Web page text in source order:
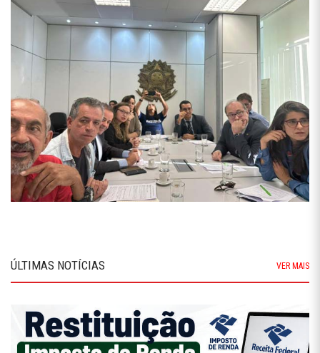
ÚLTIMAS NOTÍCIAS VER MAIS